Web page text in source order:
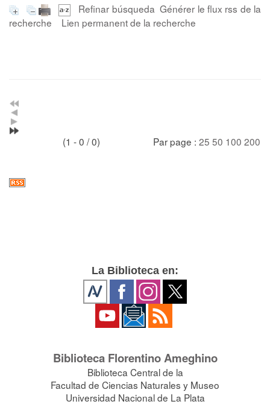
Refinar búsqueda Générer le flux rss de la
recherche
Lien permanent de la recherche
(1 - 0 / 0) Par page : 25 50 100 200
La Biblioteca en:
Biblioteca Florentino Ameghino
Biblioteca Central de la
Facultad de Ciencias Naturales y Museo
Universidad Nacional de La Plata